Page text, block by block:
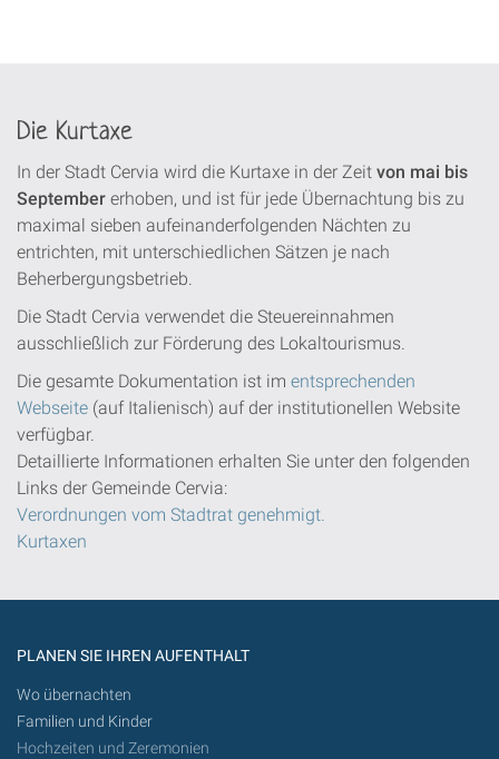
Die Kurtaxe
In der Stadt Cervia wird die Kurtaxe in der Zeit von mai bis
September erhoben, und ist für jede Übernachtung bis zu
maximal sieben aufeinanderfolgenden Nächten zu
entrichten, mit unterschiedlichen Sätzen je nach
Beherbergungsbetrieb.
Die Stadt Cervia verwendet die Steuereinnahmen
ausschließlich zur Förderung des Lokaltourismus.
Die gesamte Dokumentation ist im entsprechenden
Webseite (auf Italienisch) auf der institutionellen Website
verfügbar.
Detaillierte Informationen erhalten Sie unter den folgenden
Links der Gemeinde Cervia:
Verordnungen vom Stadtrat genehmigt.
Kurtaxen
PLANEN SIE IHREN AUFENTHALT
Wo übernachten
Familien und Kinder
Hochzeiten und Zeremonien